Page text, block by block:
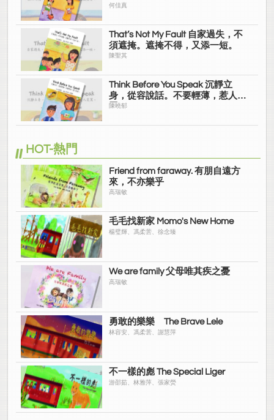
何佳真
That’s Not My Fault 自家過失，不
須遮掩。遮掩不得，又添一短。
陳聖其
Think Before You Speak 沉靜立
身，從容說話。不要輕薄，惹人笑
罵。
陳曉郁
HOT-熱門
Friend from faraway. 有朋自遠方
來，不亦樂乎
高瑞敏
毛毛找新家 Momo's New Home
楊璧輝、馮柔蕓、徐念臻
We are family 父母唯其疾之憂
高瑞敏
勇敢的樂樂 The Brave Lele
林容安、馮柔蕓、謝慧萍
不一樣的彪 The Special Liger
游邵茹、林雅萍、張家熒